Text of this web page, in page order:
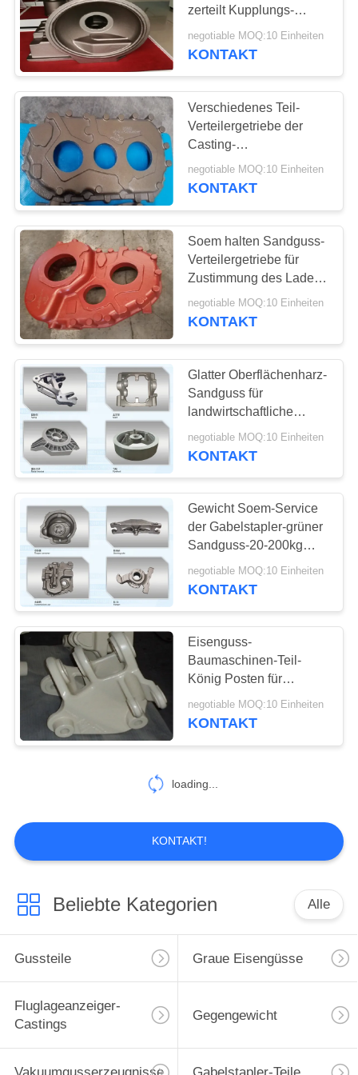
SITEMAP
PRIVACY
POLICY
Gabelstapler-Teile
30
Duktile Eisen-
Produkte
Grün Sandguss
25
Harz-Sandguss
26
Verlorene Schaum-
Castings
16
zerteilt Kupplungs-
Kasten mit glatter
Oberfläche
negotiable MOQ:10 Einheiten
KONTAKT
Verschiedenes Teil-
Verteilergetriebe der
Casting-
landwirtschaftlichen
Maschinen mit glatter
negotiable MOQ:10 Einheiten
KONTAKT
Soem halten Sandguss-
Verteilergetriebe für
Zustimmung des Lader-
IATF16949 instand
negotiable MOQ:10 Einheiten
KONTAKT
Glatter Oberflächenharz-
Sandguss für
landwirtschaftliche
Maschinerie ISO-
Zertifikat
negotiable MOQ:10 Einheiten
KONTAKT
Gewicht Soem-Service
der Gabelstapler-grüner
Sandguss-20-200kg
verfügbar
negotiable MOQ:10 Einheiten
KONTAKT
Eisenguss-
Baumaschinen-Teil-
König Posten für
Minibagger
negotiable MOQ:10 Einheiten
KONTAKT
loading...
KONTAKT!
Beliebte Kategorien Alle
Gussteile Graue Eisengüsse
Fluglageanzeiger-
Castings
Gegengewicht